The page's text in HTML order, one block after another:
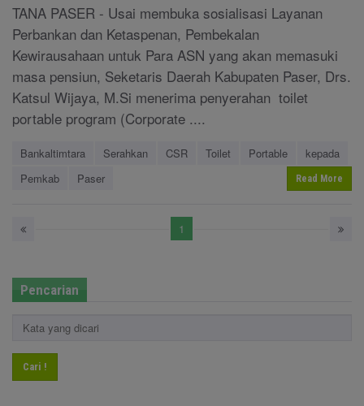
TANA PASER - Usai membuka sosialisasi Layanan
Perbankan dan Ketaspenan, Pembekalan
Kewirausahaan untuk Para ASN yang akan memasuki
masa pensiun, Seketaris Daerah Kabupaten Paser, Drs.
Katsul Wijaya, M.Si menerima penyerahan toilet
portable program (Corporate ....
Bankaltimtara Serahkan CSR Toilet Portable
kepada
Pemkab
Paser Read More
1
Pencarian
Cari !